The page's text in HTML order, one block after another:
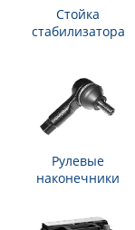
Стойка
стабилизатора
Рулевые
наконечники